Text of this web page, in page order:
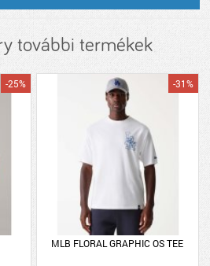
további termékek
-25%
MLB FLORAL GRAPHIC OS TEE
-31%